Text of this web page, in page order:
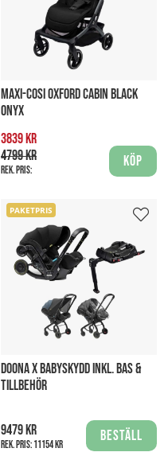
MAXI-COSI OXFORD CABIN BLACK
ONYX
3839 kr
4799 kr
Rek. pris:
Köp
PAKETPRIS
DOONA X BABYSKYDD INKL. BAS &
TILLBEHÖR
9479 kr
Rek. pris:11154 kr
Beställ